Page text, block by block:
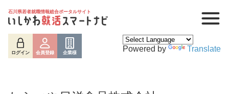
石川県若者就職情報総合ポータルサイト
ログイン 会員登録 企業様 Powered by Translate